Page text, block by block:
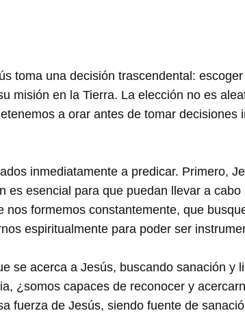
toma una decisión trascendental:
misión en la Tierra. La elección no es
a orar antes de tomar
inmediatamente a predicar. Primero,
es esencial para que puedan llevar a
formemos constantemente, que
espiritualmente para poder ser
se acerca a Jesús, buscando sanación y
¿somos capaces de reconocer y
fuerza de Jesús, siendo fuente de